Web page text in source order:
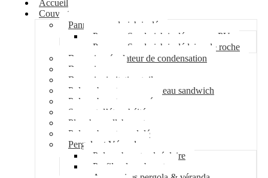
Accueil
Couverture
Panneau sandwich isolé
Panneau Sandwich isolé mousse PU
Panneau Sandwich isolé laine de roche
Bac acier régulateur de condensation
Bac acier sec
Bac acier imitation tuile
Polycarbonate pour panneau sandwich
Polycarbonate nervuré
Support d’étanchéité
Plancher collaborant
Polycarbonate ondulé
Pergola et Véranda
Polycarbonate alvéolaire
Profil polycarbonate